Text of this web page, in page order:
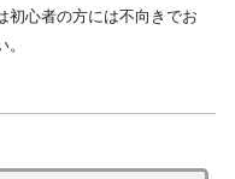
初心者の方には不向きでお